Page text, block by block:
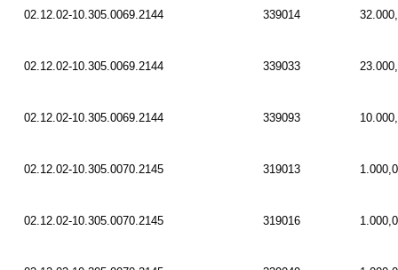
02.12.02-10.305.0069.2144 339014
02.12.02-10.305.0069.2144 339033
02.12.02-10.305.0069.2144 339093
02.12.02-10.305.0070.2145 319013
02.12.02-10.305.0070.2145 319016